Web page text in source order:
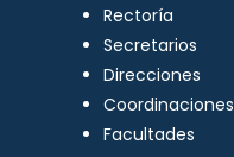
Rectoría
Secretarios
Direcciones
Coordinaciones
Facultades